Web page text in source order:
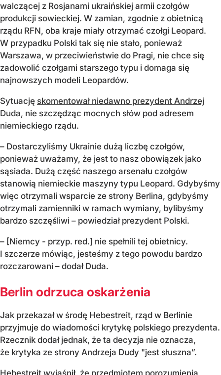
walczącej z Rosjanami ukraińskiej armii czołgów
produkcji sowieckiej. W zamian, zgodnie z obietnicą
rządu RFN, oba kraje miały otrzymać czołgi Leopard.
W przypadku Polski tak się nie stało, ponieważ
Warszawa, w przeciwieństwie do Pragi, nie chce się
zadowolić czołgami starszego typu i domaga się
najnowszych modeli Leopardów.
Sytuację skomentował niedawno prezydent Andrzej
Duda, nie szczędząc mocnych słów pod adresem
niemieckiego rządu.
– Dostarczyliśmy Ukrainie dużą liczbę czołgów,
ponieważ uważamy, że jest to nasz obowiązek jako
sąsiada. Dużą część naszego arsenału czołgów
stanowią niemieckie maszyny typu Leopard. Gdybyśmy
więc otrzymali wsparcie ze strony Berlina, gdybyśmy
otrzymali zamienniki w ramach wymiany, bylibyśmy
bardzo szczęśliwi – powiedział prezydent Polski.
– [Niemcy - przyp. red.] nie spełnili tej obietnicy.
I szczerze mówiąc, jesteśmy z tego powodu bardzo
rozczarowani – dodał Duda.
Berlin odrzuca oskarżenia
Jak przekazał w środę Hebestreit, rząd w Berlinie
przyjmuje do wiadomości krytykę polskiego prezydenta.
Rzecznik dodał jednak, że ta decyzja nie oznacza,
że krytyka ze strony Andrzeja Dudy "jest słuszna”.